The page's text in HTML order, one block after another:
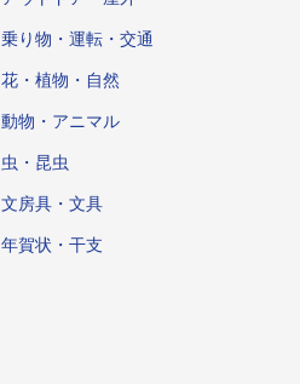
乗り物・運転・交通
花・植物・自然
動物・アニマル
虫・昆虫
文房具・文具
年賀状・干支